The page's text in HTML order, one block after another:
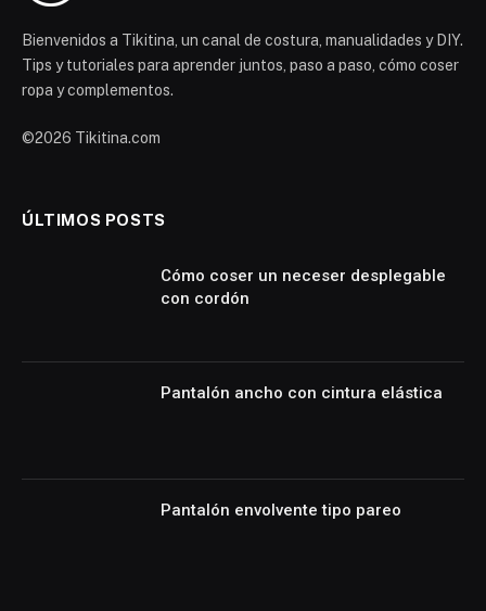
Bienvenidos a Tikitina, un canal de costura, manualidades y DIY.
Tips y tutoriales para aprender juntos, paso a paso, cómo coser
ropa y complementos.
©2026 Tikitina.com
ÚLTIMOS POSTS
Cómo coser un neceser desplegable
con cordón
Pantalón ancho con cintura elástica
Pantalón envolvente tipo pareo